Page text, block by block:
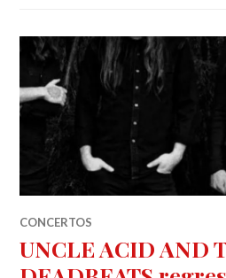
CONCERTOS
UNCLE ACID AND